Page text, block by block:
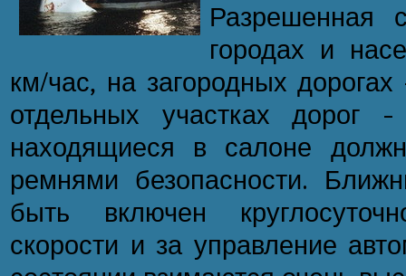
Разрешенная
городах и
км/час, на загородных
отдельных участках дорог
находящиеся в салоне
ремнями безопасности.
быть включен
скорости и за управление